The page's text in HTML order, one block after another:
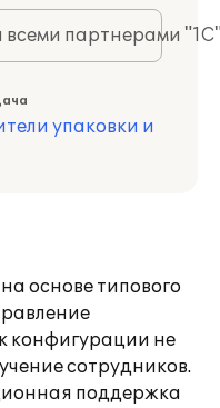
всеми партнерами
упаковки и
основе типового
конфигурации не
сотрудников.
поддержка